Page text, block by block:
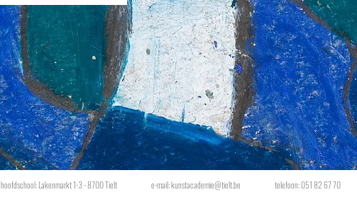
hoofdschool:Lakenmarkt 1-3 - 8700 Tielt e-mail:kunstacademie@tielt.be telefoon: 051 82 67 70